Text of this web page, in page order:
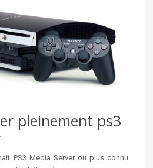
pleinement ps3
PS3 Media Server ou plus connu